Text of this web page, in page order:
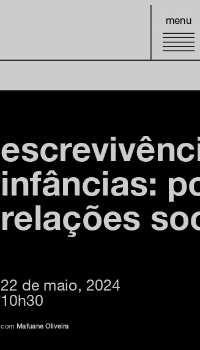
menu
infâncias:
relações
22 de maio, 2024
10h30
com Mafuane Oliveira